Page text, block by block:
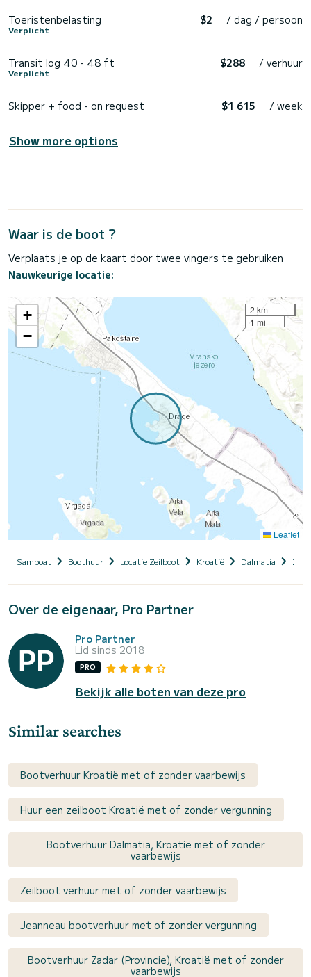
Toeristenbelasting
Verplicht
$2 / dag / persoon
Transit log 40 - 48 ft
Verplicht
$288 / verhuur
Skipper + food - on request $1 615 / week
Show more options
Waar is de boot ?
Verplaats je op de kaart door twee vingers te gebruiken
Nauwkeurige locatie:
+
−
2 km
1 mi
Leaflet
Samboat Boothuur Locatie Zeilboot Kroatië Dalmatia
Over de eigenaar, Pro Partner
Pro Partner
Lid sinds 2018
PRO
Bekijk alle boten van deze pro
Similar searches
Bootverhuur Kroatië met of zonder vaarbewijs
Huur een zeilboot Kroatië met of zonder vergunning
Bootverhuur Dalmatia, Kroatië met of zonder
vaarbewijs
Zeilboot verhuur met of zonder vaarbewijs
Jeanneau bootverhuur met of zonder vergunning
Bootverhuur Zadar (Provincie), Kroatië met of zonder
vaarbewijs